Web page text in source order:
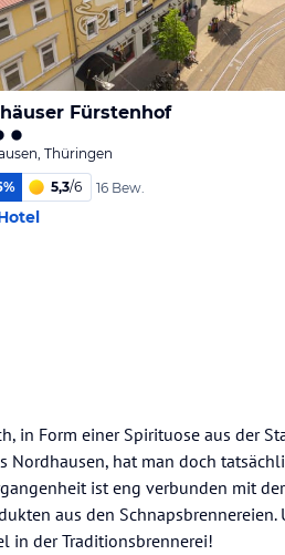
Fürstenhof
Thüringen
% 5,3/6 16 Bew.
in Form einer Spirituose aus der
Nordhausen, hat man doch
ist eng verbunden mit der
aus den Schnapsbrennereien.
in der Traditionsbrennerei!